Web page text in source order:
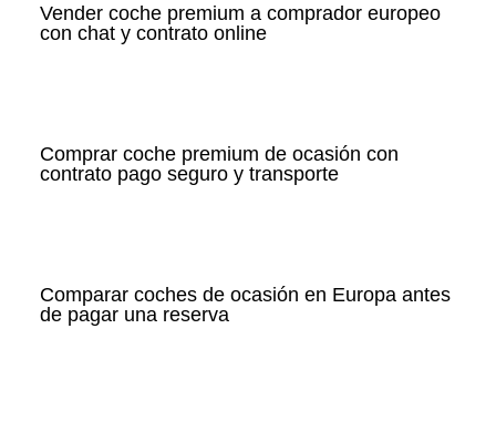
Vender coche premium a comprador europeo
con chat y contrato online
Comprar coche premium de ocasión con
contrato pago seguro y transporte
Comparar coches de ocasión en Europa antes
de pagar una reserva